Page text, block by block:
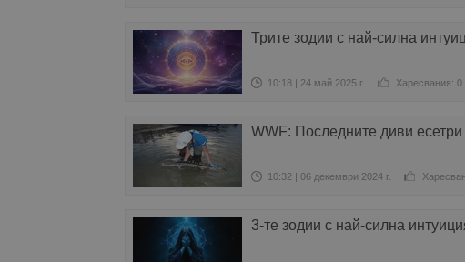
Трите зодии с най-силна
10:18 | 24 май 2025 г. Харесвания: 0
WWF: Последните диви
10:32 | 06 декември 2024 г.
3-те зодии с най-силна